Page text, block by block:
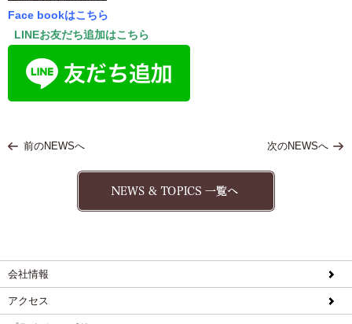
Face bookはこちら
LINEお友だち追加はこちら
前のNEWSへ 次のNEWSへ
会社情報
アクセス